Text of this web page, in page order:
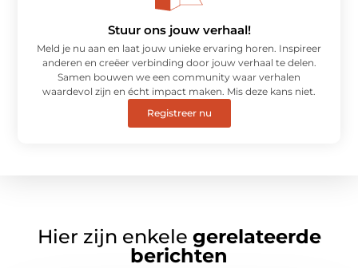
Stuur ons jouw verhaal!
Meld je nu aan en laat jouw unieke ervaring horen. Inspireer
anderen en creëer verbinding door jouw verhaal te delen.
Samen bouwen we een community waar verhalen
waardevol zijn en écht impact maken. Mis deze kans niet.
Registreer nu
Hier zijn enkele gerelateerde
berichten